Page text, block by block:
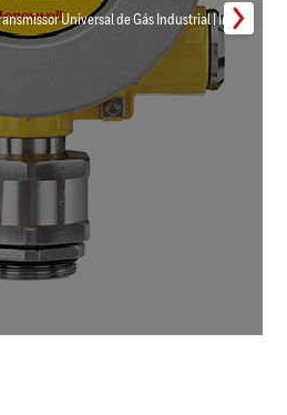
Universal de Gás Industrial | Inmar